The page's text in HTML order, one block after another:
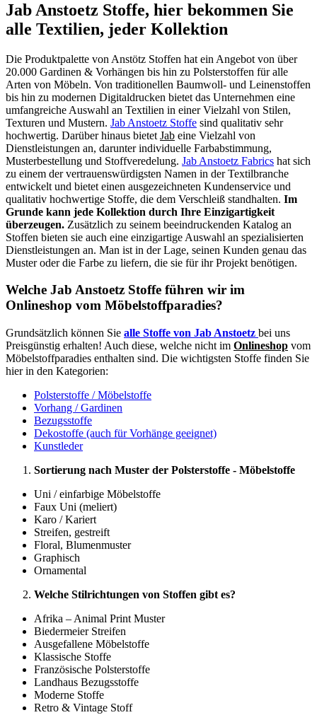
Jab Anstoetz Stoffe, hier bekommen Sie
alle Textilien, jeder Kollektion
Die Produktpalette von Anstötz Stoffen hat ein Angebot von über
20.000 Gardinen & Vorhängen bis hin zu Polsterstoffen für alle
Arten von Möbeln. Von traditionellen Baumwoll- und Leinenstoffen
bis hin zu modernen Digitaldrucken bietet das Unternehmen eine
umfangreiche Auswahl an Textilien in einer Vielzahl von Stilen,
Texturen und Mustern. Jab Anstoetz Stoffe sind qualitativ sehr
hochwertig. Darüber hinaus bietet Jab eine Vielzahl von
Dienstleistungen an, darunter individuelle Farbabstimmung,
Musterbestellung und Stoffveredelung. Jab Anstoetz Fabrics hat sich
zu einem der vertrauenswürdigsten Namen in der Textilbranche
entwickelt und bietet einen ausgezeichneten Kundenservice und
qualitativ hochwertige Stoffe, die dem Verschleiß standhalten. Im
Grunde kann jede Kollektion durch Ihre Einzigartigkeit
überzeugen. Zusätzlich zu seinem beeindruckenden Katalog an
Stoffen bieten sie auch eine einzigartige Auswahl an spezialisierten
Dienstleistungen an. Man ist in der Lage, seinen Kunden genau das
Muster oder die Farbe zu liefern, die sie für ihr Projekt benötigen.
Welche Jab Anstoetz Stoffe führen wir im
Onlineshop vom Möbelstoffparadies?
Grundsätzlich können Sie alle Stoffe von Jab Anstoetz bei uns
Preisgünstig erhalten! Auch diese, welche nicht im Onlineshop vom
Möbelstoffparadies enthalten sind. Die wichtigsten Stoffe finden Sie
hier in den Kategorien:
Polsterstoffe / Möbelstoffe
Vorhang / Gardinen
Bezugsstoffe
Dekostoffe (auch für Vorhänge geeignet)
Kunstleder
Sortierung nach Muster der Polsterstoffe - Möbelstoffe
Uni / einfarbige Möbelstoffe
Faux Uni (meliert)
Karo / Kariert
Streifen, gestreift
Floral, Blumenmuster
Graphisch
Ornamental
Welche Stilrichtungen von Stoffen gibt es?
Afrika – Animal Print Muster
Biedermeier Streifen
Ausgefallene Möbelstoffe
Klassische Stoffe
Französische Polsterstoffe
Landhaus Bezugsstoffe
Moderne Stoffe
Retro & Vintage Stoff